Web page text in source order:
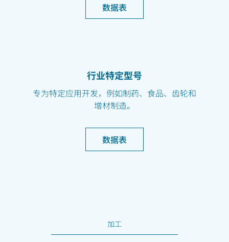
数据表
行业特定型号
专为特定应用开发，例如制药、食品、齿轮和
增材制造。
数据表
加工